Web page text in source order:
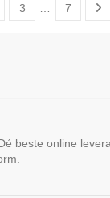
3 7
beste online